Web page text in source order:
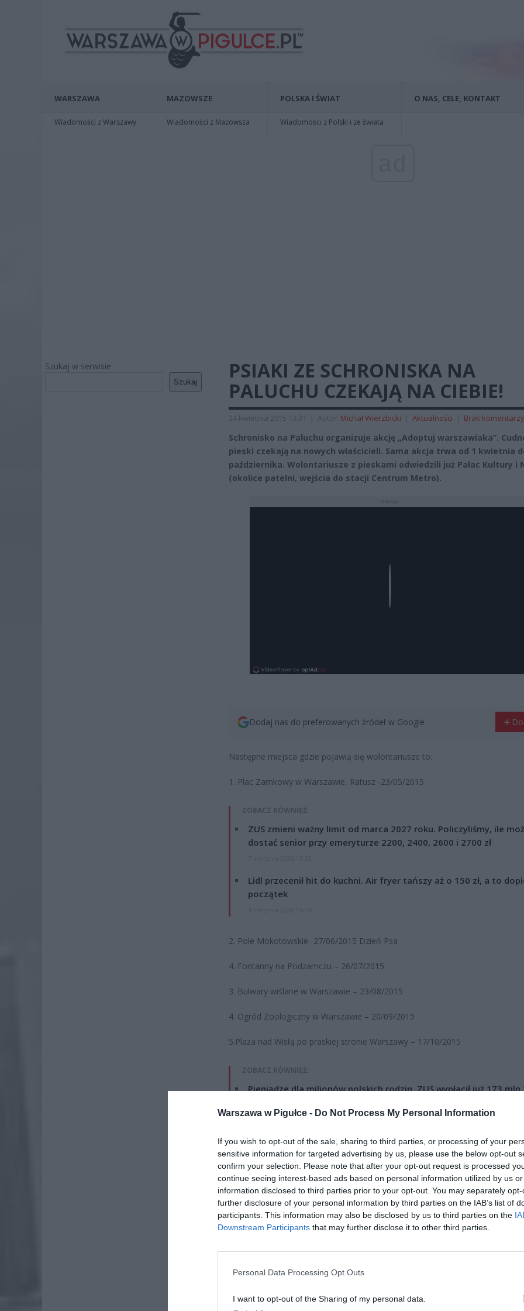
Warszawa w Pigułce - Do Not Process My Personal Information
If you wish to opt-out of the sale, sharing to third parties, or processing of your
sensitive information for targeted advertising by us, please use the below opt-out
confirm your selection. Please note that after your opt-out request is processed
continue seeing interest-based ads based on personal information utilized by us
information disclosed to third parties prior to your opt-out. You may separately
further disclosure of your personal information by third parties on the IAB’s list of
participants. This information may also be disclosed by us to third parties on the
Downstream Participants that may further disclose it to other third parties.
Personal Data Processing Opt Outs
I want to opt-out of the Sharing of my personal data.
WARSZAWA
Wiadomości z Warszawy
MAZOWSZE
Wiadomości z Mazowsza
POLSKA I ŚWIAT
Wiadomości z Polski i ze świata
O NAS, CELE, KONTAKT
Szukaj w serwisie
Szukaj
PSIAKI ZE SCHRONISKA NA
PALUCHU CZEKAJĄ NA CIEBIE!
24 kwietnia 2015 13:31 | Autor: Michał Wierzbicki | Aktualności | Brak komentarzy
Schronisko na Paluchu organizuje akcję „Adoptuj warszawiaka”.
pieski czekają na nowych właścicieli. Sama akcja trwa od 1 kwietnia
października. Wolontariusze z pieskami odwiedzili już Pałac Kultury i
(okolice patelni, wejścia do stacji Centrum Metro).
Dodaj nas do preferowanych źródeł w Google
Następne miejsca gdzie pojawią się wolontariusze to:
1. Plac Zamkowy w Warszawie, Ratusz -23/05/2015
ZOBACZ RÓWNIEŻ:
ZUS zmieni ważny limit od marca 2027 roku. Policzyliśmy, ile
dostać senior przy emeryturze 2200, 2400, 2600 i 2700 zł
Lidl przecenił hit do kuchni. Air fryer tańszy aż o 150 zł, a to
początek
2. Pole Mokotowskie- 27/06/2015 Dzień Psa
4. Fontanny na Podzamczu – 26/07/2015
3. Bulwary wiślane w Warszawie – 23/08/2015
4. Ogród Zoologiczny w Warszawie – 20/09/2015
5.Plaża nad Wisłą po praskiej stronie Warszawy – 17/10/2015
ZOBACZ RÓWNIEŻ:
Pieniądze dla milionów polskich rodzin. ZUS wypłacił już 173 mln
4 sierpnia 2026 12:56
Wielu seniorów traci pieniądze. W tych przypadkach ZUS nie
podwyższy emerytury bez wniosku
4 sierpnia 2026 12:34
Teraz przedstawimy Wam psiaki biorące w akcji, które Pani Agnieszka –
wolontariuszka z Palucha wybrała specjalnie dla czytelników Warszawy w
słodkie i czekają na nowy dom! 🙂
Wiewiór( 1039/11 ) to piesek wielkości „do kolana”. Ten sympatyczny
bardzo przygnębiony i strachliwy względem ludzi. Jednak wystarczy jedna
ten rudy strachulec przerodził się w kochanego, wesołego misia – są to
gdy wychodzi na spacer. Wówczas Wiewiór lgnie się do człowieka, bardzo